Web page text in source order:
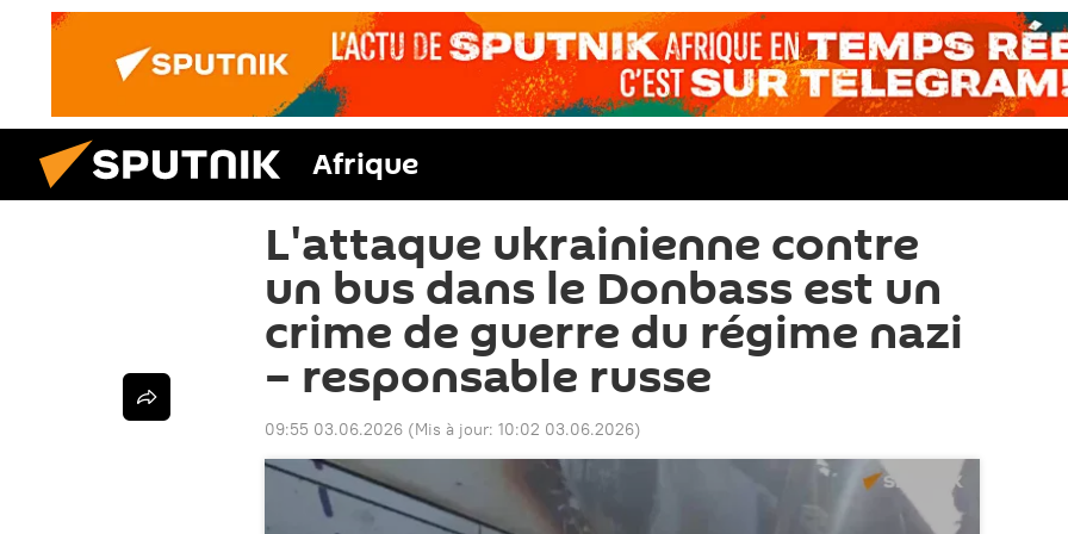
Afrique
L'attaque ukrainienne contre
un bus dans le Donbass est un
crime de guerre du régime nazi
– responsable russe
09:55 03.06.2026 (Mis à jour: 10:02 03.06.2026)